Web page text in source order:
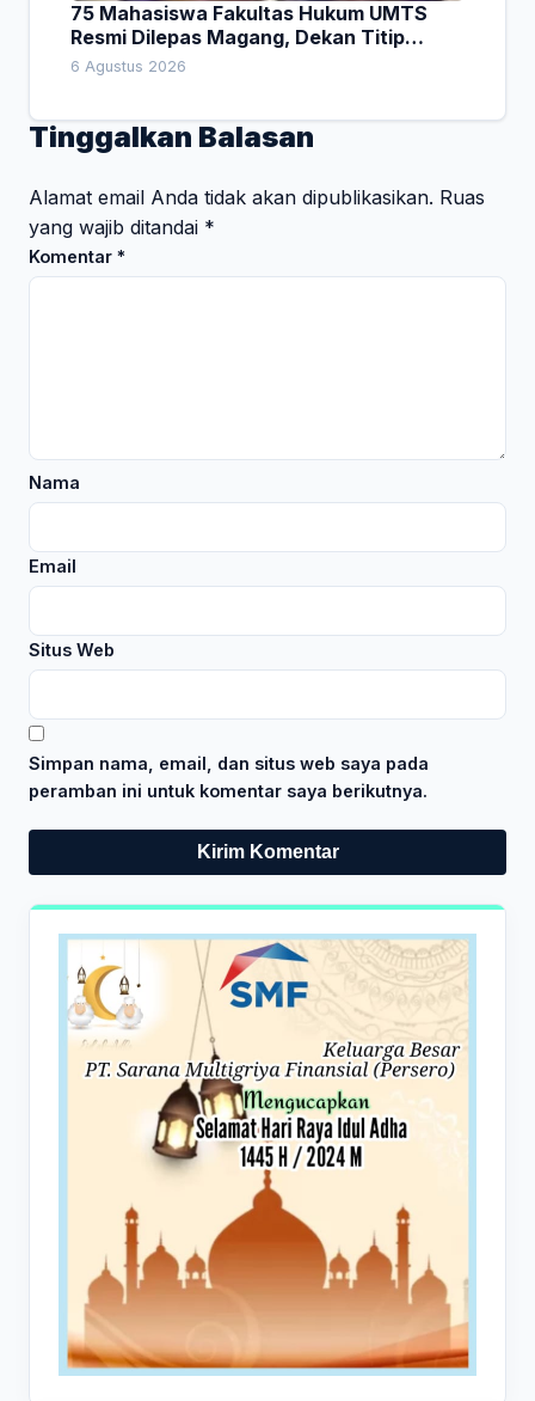
75 Mahasiswa Fakultas Hukum UMTS
Resmi Dilepas Magang, Dekan Titip
Empat Pesan Penting
6 Agustus 2026
Tinggalkan Balasan
Alamat email Anda tidak akan dipublikasikan. Ruas
yang wajib ditandai *
Komentar *
Nama
Email
Situs Web
Simpan nama, email, dan situs web saya pada
peramban ini untuk komentar saya berikutnya.